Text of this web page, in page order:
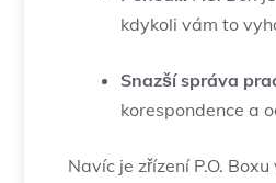
kdykoli vám to
Snazší správa
korespondence a
Navíc je zřízení P.O.